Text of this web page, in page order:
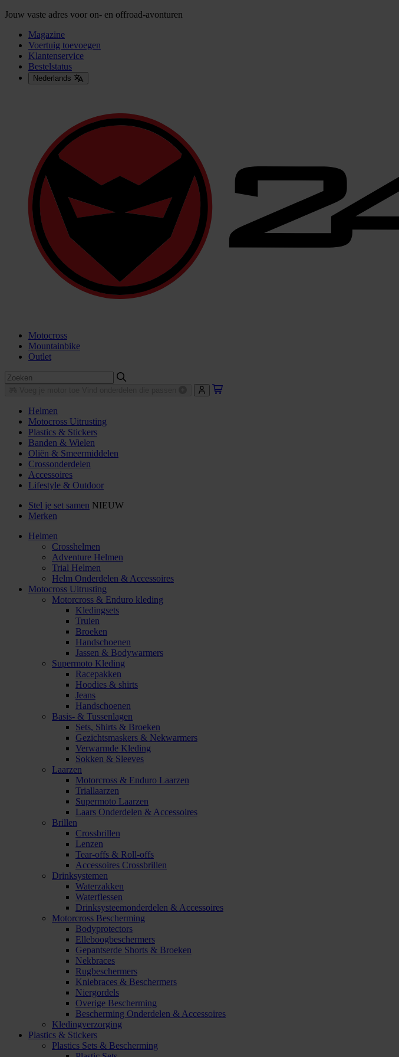
Jouw vaste adres voor on- en offroad-avonturen
Magazine
Voertuig toevoegen
Klantenservice
Bestelstatus
Nederlands
Motocross
Mountainbike
Outlet
Helmen
Motocross Uitrusting
Plastics & Stickers
Banden & Wielen
Oliën & Smeermiddelen
Crossonderdelen
Accessoires
Lifestyle & Outdoor
Stel je set samen NIEUW
Merken
Helmen
Crosshelmen
Adventure Helmen
Trial Helmen
Helm Onderdelen & Accessoires
Motocross Uitrusting
Motorcross & Enduro kleding
Kledingsets
Truien
Broeken
Handschoenen
Jassen & Bodywarmers
Supermoto Kleding
Racepakken
Hoodies & shirts
Jeans
Handschoenen
Basis- & Tussenlagen
Sets, Shirts & Broeken
Gezichtsmaskers & Nekwarmers
Verwarmde Kleding
Sokken & Sleeves
Laarzen
Motorcross & Enduro Laarzen
Triallaarzen
Supermoto Laarzen
Laars Onderdelen & Accessoires
Brillen
Crossbrillen
Lenzen
Tear-offs & Roll-offs
Accessoires Crossbrillen
Drinksystemen
Waterzakken
Waterflessen
Drinksysteemonderdelen & Accessoires
Motorcross Bescherming
Bodyprotectors
Elleboogbeschermers
Gepantserde Shorts & Broeken
Nekbraces
Rugbeschermers
Kniebraces & Beschermers
Niergordels
Overige Bescherming
Bescherming Onderdelen & Accessoires
Kledingverzorging
Plastics & Stickers
Plastics Sets & Bescherming